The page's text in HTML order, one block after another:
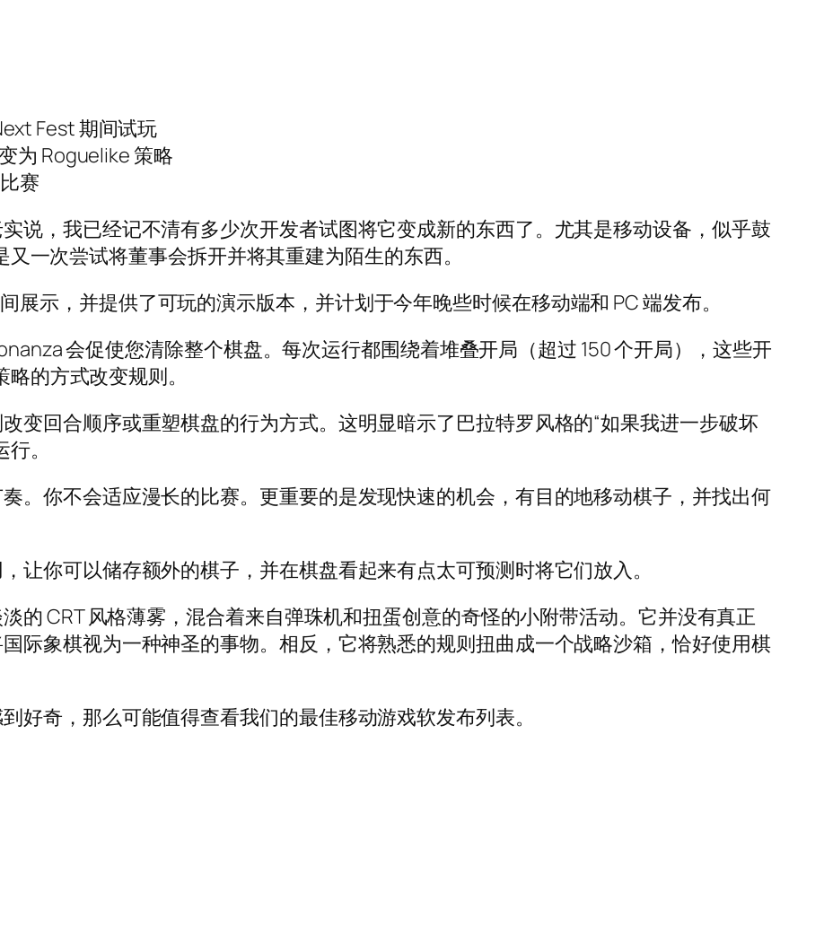
Fest 期间试玩
为 Roguelike 策略
赛
说，我已经记不清有多少次开发者试图将它变成新的东西了。尤其是移动设备，似乎鼓
一次尝试将董事会拆开并将其重建为陌生的东西。
展示，并提供了可玩的演示版本，并计划于今年晚些时候在移动端和 PC 端发布。
会促使您清除整个棋盘。每次运行都围绕着堆叠开局（超过 150 个开局），这些开
的方式改变规则。
变回合顺序或重塑棋盘的行为方式。这明显暗示了巴拉特罗风格的“如果我进一步破坏
。
。你不会适应漫长的比赛。更重要的是发现快速的机会，有目的地移动棋子，并找出何
让你可以储存额外的棋子，并在棋盘看起来有点太可预测时将它们放入。
的 CRT 风格薄雾，混合着来自弹珠机和扭蛋创意的奇怪的小附带活动。它并没有真正
际象棋视为一种神圣的事物。相反，它将熟悉的规则扭曲成一个战略沙箱，恰好使用棋
好奇，那么可能值得查看我们的最佳移动游戏软发布列表。